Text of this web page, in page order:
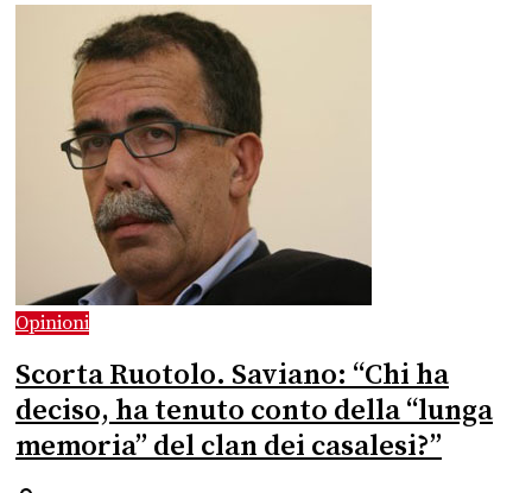
Opinioni
Scorta Ruotolo. Saviano: “Chi ha
deciso, ha tenuto conto della “lunga
memoria” del clan dei casalesi?”